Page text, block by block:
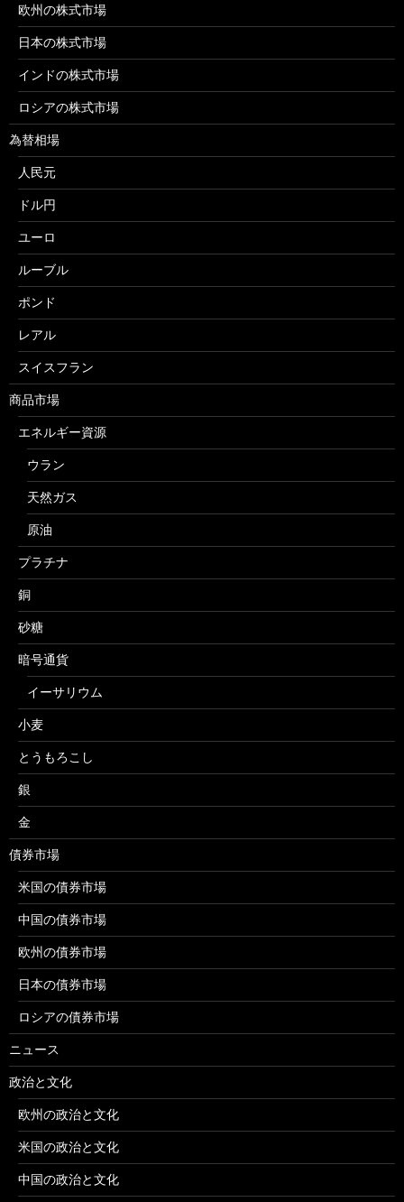
欧州の株式市場
日本の株式市場
インドの株式市場
ロシアの株式市場
為替相場
人民元
ドル円
ユーロ
ルーブル
ポンド
レアル
スイスフラン
商品市場
エネルギー資源
ウラン
天然ガス
原油
プラチナ
銅
砂糖
暗号通貨
イーサリウム
小麦
とうもろこし
銀
金
債券市場
米国の債券市場
中国の債券市場
欧州の債券市場
日本の債券市場
ロシアの債券市場
ニュース
政治と文化
欧州の政治と文化
米国の政治と文化
中国の政治と文化